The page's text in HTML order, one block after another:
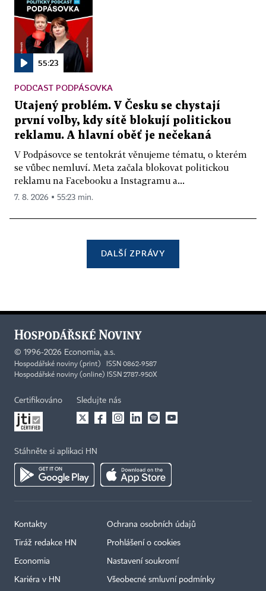
55:23
PODCAST PODPÁSOVKA
Utajený problém. V Česku se chystají
první volby, kdy sítě blokují politickou
reklamu. A hlavní oběť je nečekaná
V Podpásovce se tentokrát věnujeme tématu, o kterém
se vůbec nemluví. Meta začala blokovat politickou
reklamu na Facebooku a Instagramu a...
7. 8. 2026 ▪ 55:23 min.
DALŠÍ ZPRÁVY
© 1996-2026 Economia, a.s.
Hospodářské noviny (print) ISSN 0862-9587
Hospodářské noviny (online) ISSN 2787-950X
Certifikováno Sledujte nás
Stáhněte si aplikaci HN
Kontakty
Tiráž redakce HN
Economia
Kariéra v HN
Ochrana osobních údajů
Prohlášení o cookies
Nastavení soukromí
Všeobecné smluvní podmínky